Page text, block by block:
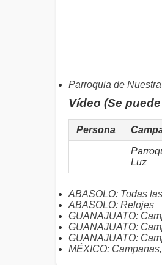
Parroquia de
Vídeo (Se
Persona
Luz
ABASOLO: Todas
ABASOLO: Relojes
GUANAJUATO:
GUANAJUATO:
GUANAJUATO:
MÉXICO: